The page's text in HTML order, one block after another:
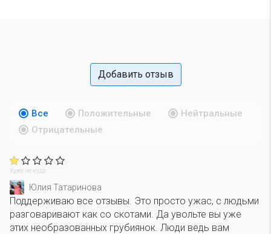
Добавить отзыв
Все Положительные
Нейтральные
Отрицательные
Хуже не куда
Юлия Татаринова
Поддерживаю все отзывы. Это просто ужас, с людьми
разговаривают как со скотами. Да увольте вы уже
этих необразованных грубиянок. Люди ведь вам